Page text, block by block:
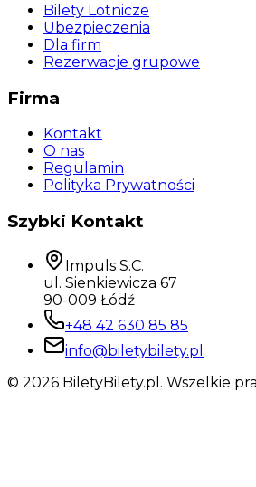
Bilety Lotnicze
Ubezpieczenia
Dla firm
Rezerwacje grupowe
Firma
Kontakt
O nas
Regulamin
Polityka Prywatności
Szybki Kontakt
Impuls S.C.
ul. Sienkiewicza 67
90-009 Łódź
+48 42 630 85 85
info@biletybilety.pl
© 2026 BiletyBilety.pl. Wszelkie